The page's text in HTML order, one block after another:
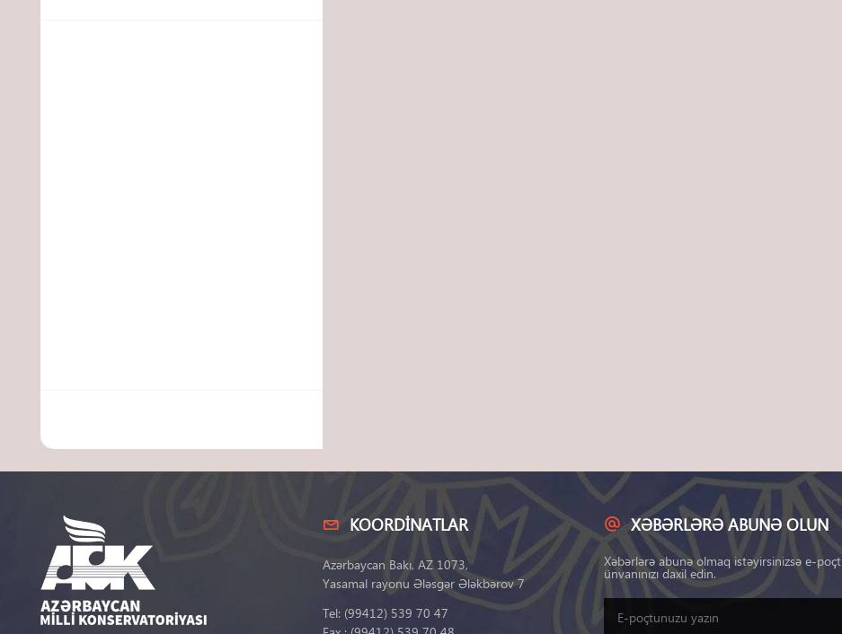
KOORDINATLAR
Azərbaycan Bakı, AZ 1073,
Yasamal rayonu Ələsgər Ələkbərov 7
Tel: (99412) 539 70 47
XƏBƏRLƏRƏ ABUNƏ OLUN
Xəbərlərə abunə olmaq istəyirsinizsə e-poçt
ünvanınızı daxil edin.